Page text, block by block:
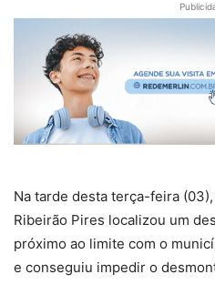
Na tarde desta terça-feira
Ribeirão Pires localizou um
próximo ao limite com o
e conseguiu impedir o